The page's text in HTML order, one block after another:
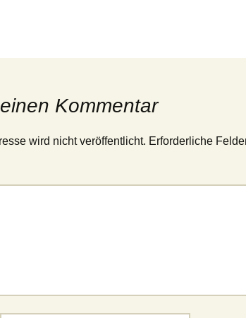
Kommentar
wird nicht veröffentlicht. Erforderliche